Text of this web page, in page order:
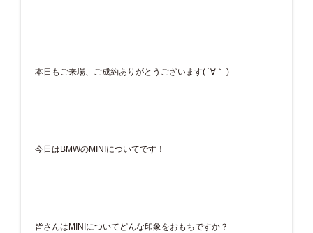
本日もご来場、ご成約ありがとうございます( ´∀｀ )
今日はBMWのMINIについてです！
皆さんはMINIについてどんな印象をおもちですか？